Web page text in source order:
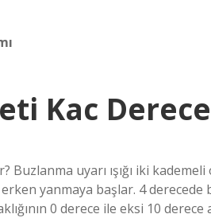
Kac
Buzlanma uyarı ışığı iki
yanmaya başlar. 4
0 derece ile eksi 10